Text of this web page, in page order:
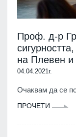
Проф. д-р
на Плевен и
04.04.2021г.
Очаквам да се
ПРОЧЕТИ